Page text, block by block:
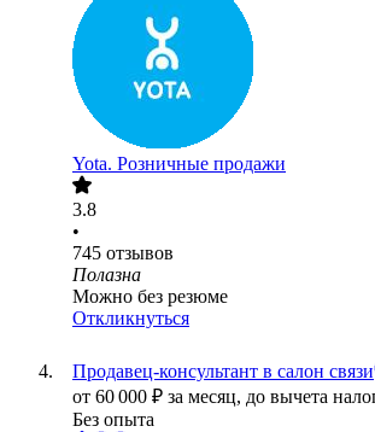
Yota. Розничные продажи
3.8
•
745 отзывов
Полазна
Можно без резюме
Откликнуться
Продавец-консультант в салон связи
от 60 000 ₽ за месяц, до вычета
Без опыта